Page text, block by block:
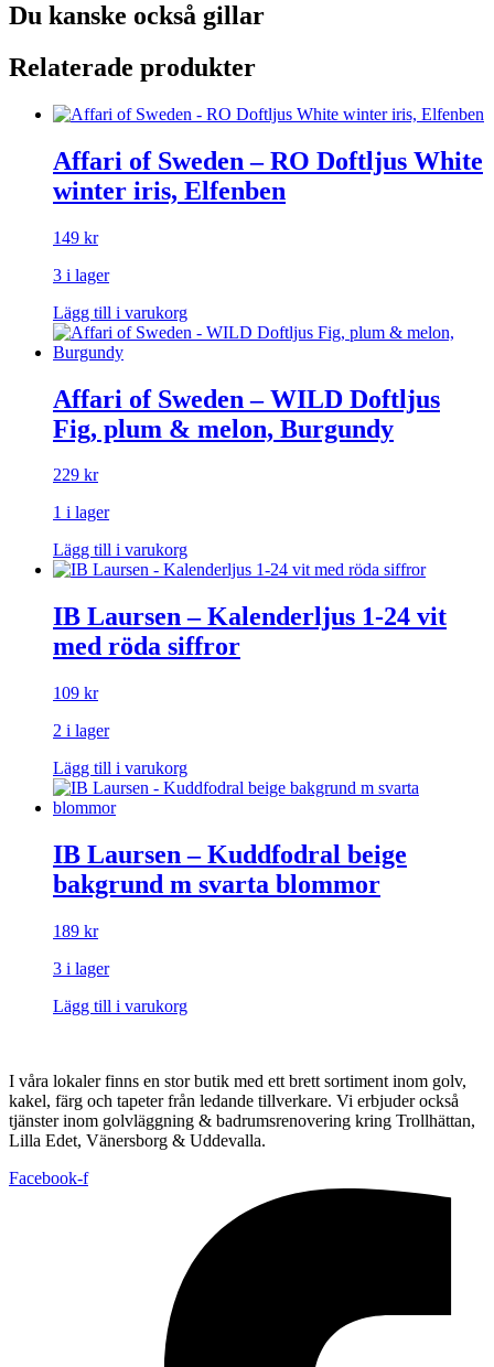
Du kanske också gillar
Relaterade produkter
Affari of Sweden – RO Doftljus White
winter iris, Elfenben
149 kr
3 i lager
Lägg till i varukorg
Affari of Sweden – WILD Doftljus
Fig, plum & melon, Burgundy
229 kr
1 i lager
Lägg till i varukorg
IB Laursen – Kalenderljus 1-24 vit
med röda siffror
109 kr
2 i lager
Lägg till i varukorg
IB Laursen – Kuddfodral beige
bakgrund m svarta blommor
189 kr
3 i lager
Lägg till i varukorg
I våra lokaler finns en stor butik med ett brett sortiment inom golv,
kakel, färg och tapeter från ledande tillverkare. Vi erbjuder också
tjänster inom golvläggning & badrumsrenovering kring Trollhättan,
Lilla Edet, Vänersborg & Uddevalla.
Facebook-f